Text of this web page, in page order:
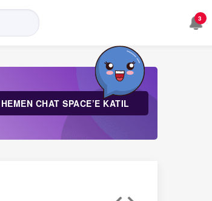
3
HEMEN CHAT SPACE’E KATIL